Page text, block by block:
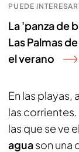
PUEDE
La 'panza de
Las Palmas
el verano
En las playas,
las corrientes.
las que se ve
aguason una